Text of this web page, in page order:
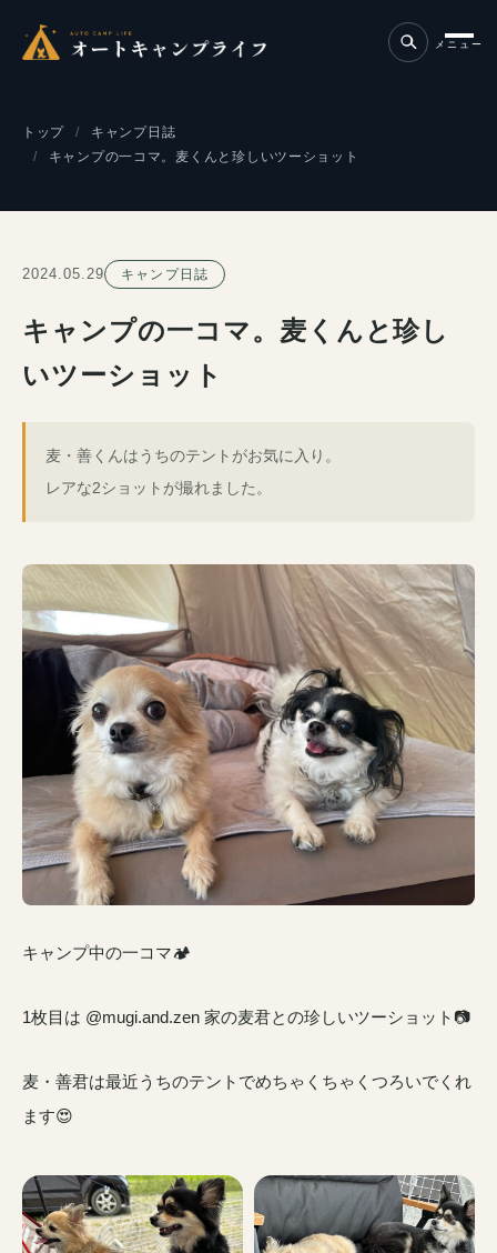
メニュー
トップ
キャンプ日誌
キャンプの一コマ。麦くんと珍しいツーショット
2024.05.29 キャンプ日誌
キャンプの一コマ。麦くんと珍し
いツーショット
麦・善くんはうちのテントがお気に入り。
レアな2ショットが撮れました。
キャンプ中の一コマ🏕️
1枚目は @mugi.and.zen 家の麦君との珍しいツーショット📷
麦・善君は最近うちのテントでめちゃくちゃくつろいでくれ
ます😍